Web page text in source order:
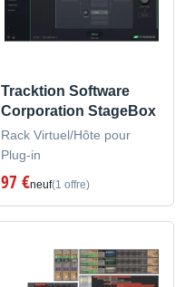
Tracktion Software
Corporation StageBox
Rack Virtuel/Hôte pour
Plug-in
97 €neuf(1 offre)